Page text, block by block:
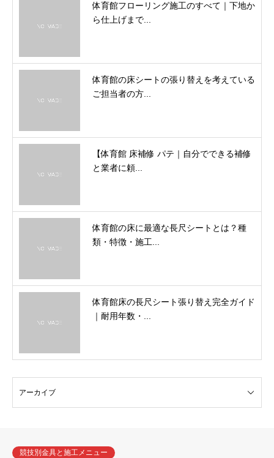
体育館フローリング施工のすべて｜下地か
ら仕上げまで...
体育館の床シートの張り替えを考えている
ご担当者の方...
【体育館 床補修 パテ｜自分でできる補修
と業者に頼...
体育館の床に最適な長尺シートとは？種
類・特徴・施工...
体育館床の長尺シート張り替え完全ガイド
｜耐用年数・...
競技別金具と施工メニュー